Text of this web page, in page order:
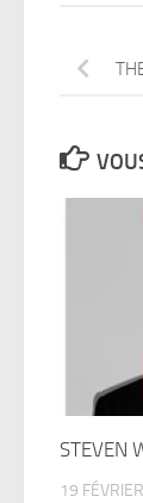
STEVEN
19